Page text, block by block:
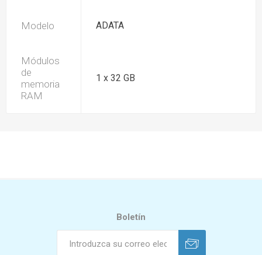
Modelo ADATA
Módulos
de
memoria
RAM
1 x 32 GB
Boletín